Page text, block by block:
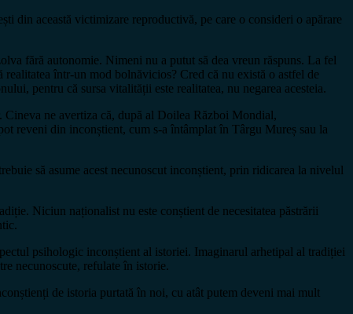
din această victimizare reproductivă, pe care o consideri o apărare
fără autonomie. Nimeni nu a putut să dea vreun răspuns. La fel
într-un mod bolnăvicios? Cred că nu există o astfel de
pentru că sursa vitalității este realitatea, nu negarea acesteia.
ne avertiza că, după al Doilea Război Mondial,
reveni din inconștient, cum s-a întâmplat în Târgu Mureș sau la
să asume acest necunoscut inconștient, prin ridicarea la nivelul
Niciun naționalist nu este conștient de necesitatea păstrării
psihologic inconștient al istoriei. Imaginarul arhetipal al tradiției
necunoscute, refulate în istorie.
de istoria purtată în noi, cu atât putem deveni mai mult